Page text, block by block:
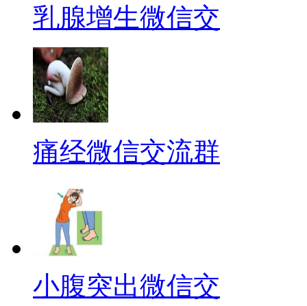
乳腺增生微信交
痛经微信交流群
小腹突出微信交